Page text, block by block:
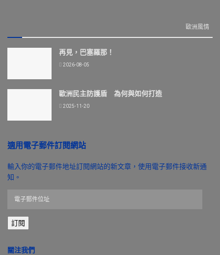
歐洲風情
再見，巴塞羅那！
2026-08-05
歐洲民主防護盾 為何與如何打造
2025-11-20
適用電子郵件訂閱網站
輸入你的電子郵件地址訂閱網站的新文章，使用電子郵件接收新通
知。
郵
件
址
訂閱
關注我們